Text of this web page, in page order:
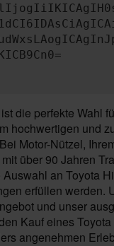
die perfekte Wahl
hochwertigen und
Motor-Nützel,
über 90 Jahren
an Toyota
erfüllen werden.
und unser
Kauf eines
angenehmen